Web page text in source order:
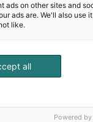
ads on other sites and
ads are. We'll also use
like.
all
Powered by